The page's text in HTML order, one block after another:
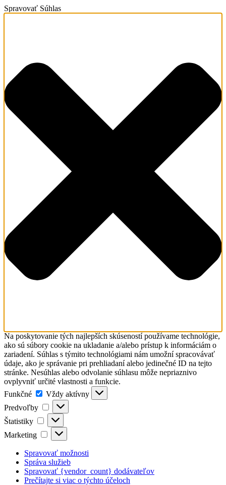
Spravovať Súhlas
Na poskytovanie tých najlepších skúseností používame technológie,
ako sú súbory cookie na ukladanie a/alebo prístup k informáciám o
zariadení. Súhlas s týmito technológiami nám umožní spracovávať
údaje, ako je správanie pri prehliadaní alebo jedinečné ID na tejto
stránke. Nesúhlas alebo odvolanie súhlasu môže nepriaznivo
ovplyvniť určité vlastnosti a funkcie.
Funkčné
Funkčné
Vždy aktívny
Predvoľby
Predvoľby
Štatistiky Štatistiky
Marketing Marketing
Spravovať možnosti
Správa služieb
Spravovať {vendor_count} dodávateľov
Prečítajte si viac o týchto účeloch